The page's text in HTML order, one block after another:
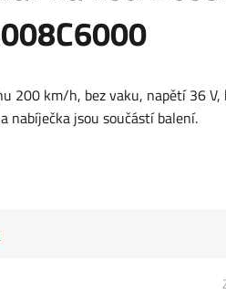
200 km/h, bez vaku, napětí 36
nabíječka jsou součástí balení.